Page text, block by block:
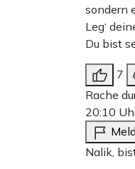
sondern
Leg‘
Du bist
7
Rache
20:10
Nalik,